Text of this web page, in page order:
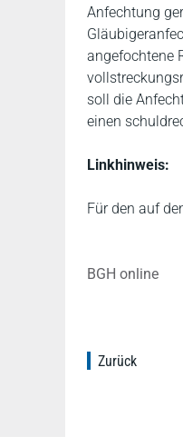
Anfechtung
angefochtene
soll die
einen
Linkhinweis:
Für den auf
BGH online
Zurück